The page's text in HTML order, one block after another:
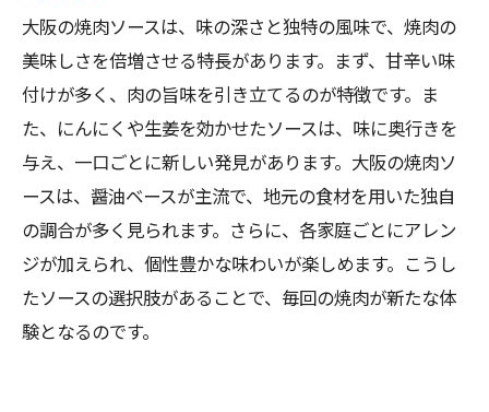
大阪の焼肉ソースは、味の深さと独特の風味で、焼肉の
美味しさを倍増させる特長があります。まず、甘辛い味
付けが多く、肉の旨味を引き立てるのが特徴です。ま
た、にんにくや生姜を効かせたソースは、味に奥行きを
与え、一口ごとに新しい発見があります。大阪の焼肉ソ
ースは、醤油ベースが主流で、地元の食材を用いた独自
の調合が多く見られます。さらに、各家庭ごとにアレン
ジが加えられ、個性豊かな味わいが楽しめます。こうし
たソースの選択肢があることで、毎回の焼肉が新たな体
験となるのです。